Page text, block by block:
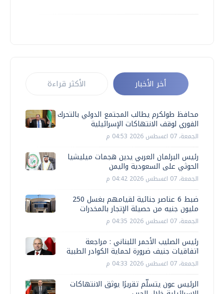
أخر الأخبار الأكثر قراءة
محافظ طولكرم يطالب المجتمع الدولي بالتحرك
الفوري لوقف الانتهاكات الإسرائيلية
الجمعة، 07 اغسطس 2026 04:53 م
رئيس البرلمان العربي يدين هجمات ميليشيا
الحوثي على السعودية واليمن
الجمعة، 07 اغسطس 2026 04:42 م
ضبط 6 عناصر جنائية لقيامهم بغسل 250
مليون جنيه من حصيلة الإتجار بالمخدرات
الجمعة، 07 اغسطس 2026 04:35 م
رئيس الصليب الأحمر اللبناني : مراجعة
اتفاقيات جنيف ضرورة لحماية الكوادر الطبية
الجمعة، 07 اغسطس 2026 04:33 م
الرئيس عون يتسلّم تقريرًا يوثق الانتهاكات